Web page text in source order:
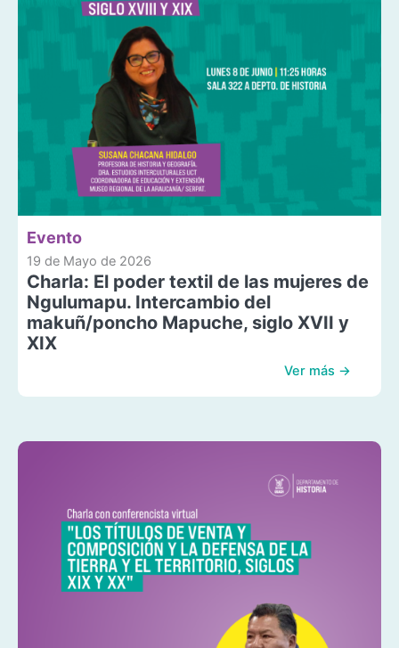
Evento
19 de Mayo de 2026
Charla: El poder textil de las mujeres de
Ngulumapu. Intercambio del
makuñ/poncho Mapuche, siglo XVII y
XIX
Ver más →